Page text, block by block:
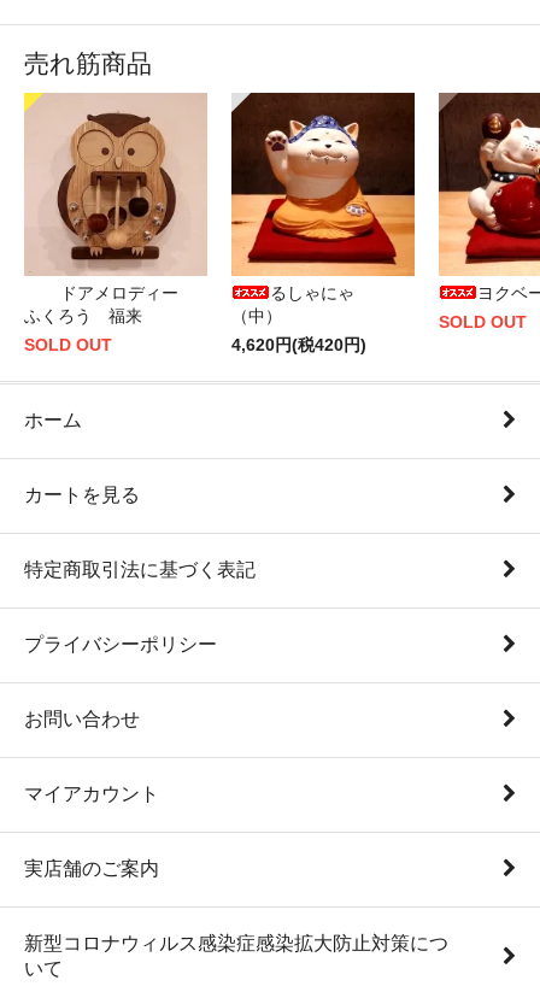
売れ筋商品
ドアメロディー
ふくろう 福来
SOLD OUT
るしゃにゃ
（中）
4,620円(税420円)
ヨクベ
SOLD OUT
ホーム
カートを見る
特定商取引法に基づく表記
プライバシーポリシー
お問い合わせ
マイアカウント
実店舗のご案内
新型コロナウィルス感染症感染拡大防止対策につ
いて